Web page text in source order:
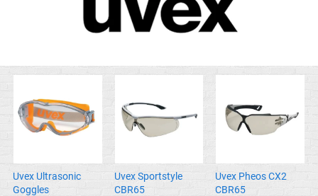
Uvex Ultrasonic
Goggles
Uvex Sportstyle
CBR65
Uvex Pheos CX2
CBR65